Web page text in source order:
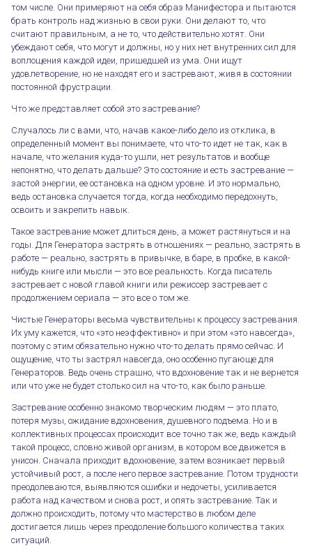
том числе. Они примеряют на себя образ Манифестора и пытаются
брать контроль над жизнью в свои руки. Они делают то, что
считают правильным, а не то, что действительно хотят. Они
убеждают себя, что могут и должны, но у них нет внутренних сил для
воплощения каждой идеи, пришедшей из ума. Они ищут
удовлетворение, но не находят его и застревают, живя в состоянии
постоянной фрустрации.
Что же представляет собой это застревание?
Случалось ли с вами, что, начав какое-либо дело из отклика, в
определенный момент вы понимаете, что что-то идет не так, как в
начале, что желания куда-то ушли, нет результатов и вообще
непонятно, что делать дальше? Это состояние и есть застревание —
застой энергии, ее остановка на одном уровне. И это нормально,
ведь остановка случается тогда, когда необходимо передохнуть,
освоить и закрепить навык.
Такое застревание может длиться день, а может растянуться и на
годы. Для Генератора застрять в отношениях — реально, застрять в
работе — реально, застрять в привычке, в баре, в пробке, в какой-
нибудь книге или мысли — это все реальность. Когда писатель
застревает с новой главой книги или режиссер застревает с
продолжением сериала — это все о том же.
Чистые Генераторы весьма чувствительны к процессу застревания.
Их уму кажется, что «это неэффективно» и при этом «это навсегда»,
поэтому с этим обязательно нужно что-то делать прямо сейчас. И
ощущение, что ты застрял навсегда, оно особенно пугающе для
Генераторов. Ведь очень страшно, что вдохновение так и не вернется
или что уже не будет столько сил на что-то, как было раньше.
Застревание особенно знакомо творческим людям — это плато,
потеря музы, ожидание вдохновения, душевного подъема. Но и в
коллективных процессах происходит все точно так же, ведь каждый
такой процесс, словно живой организм, в котором все движется в
унисон. Сначала приходит вдохновение, затем возникает первый
устойчивый рост, а после него первое застревание. Потом трудности
преодолеваются, выявляются ошибки и недочеты, усиливается
работа над качеством и снова рост, и опять застревание. Так и
должно происходить, потому что мастерство в любом деле
достигается лишь через преодоление большого количества таких
ситуаций.